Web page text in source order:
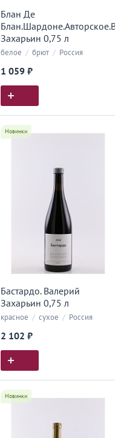
Блан Де
Захарьин 0,75 л
белое / брют / Россия
1 059 ₽
Новинки
Бастардо. Валерий
Захарьин 0,75 л
красное / сухое / Россия
2 102 ₽
Новинки